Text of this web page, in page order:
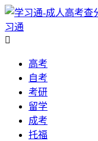
习通

高考
自考
考研
留学
成考
托福